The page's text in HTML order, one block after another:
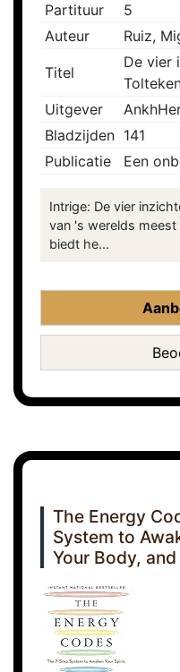
Partituur
5
Auteur
Ruiz,
Titel
De vier
Uitgever
Bladzijden 141
Publicatie
Een
Intrige: De vier
van 's werelds
biedt he...
The Energy
System to
Your Body,